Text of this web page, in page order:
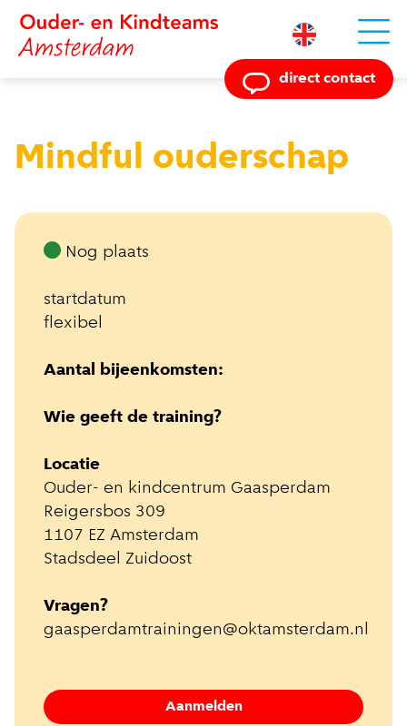
Powered by
direct contact
Mindful ouderschap
Nog plaats
startdatum
flexibel
Aantal bijeenkomsten:
Wie geeft de training?
Locatie
Ouder- en kindcentrum Gaasperdam
Reigersbos 309
1107 EZ Amsterdam
Stadsdeel Zuidoost
Vragen?
gaasperdamtrainingen@oktamsterdam.nl
Aanmelden